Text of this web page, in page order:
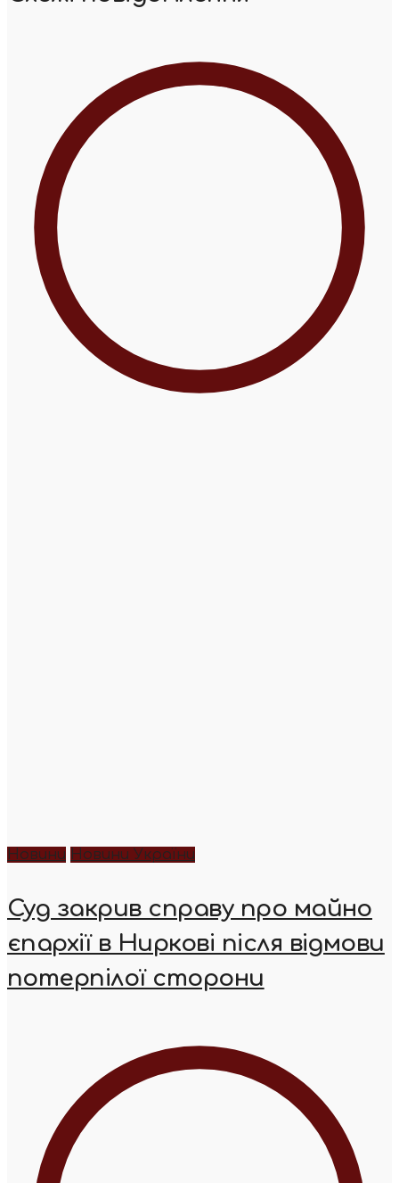
Новини Новини України
Суд закрив справу про майно
єпархії в Ниркові після відмови
потерпілої сторони